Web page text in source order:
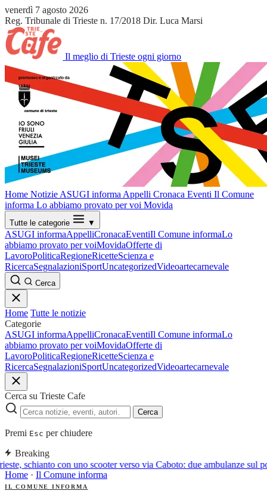
venerdì 7 agosto 2026
Reg. Tribunale di Trieste n. 17/2018 Dir. Luca Marsi
Il meglio di Trieste ogni giorno
Home Notizie ASUGI informa Appelli Cronaca Eventi Il Comune
informa Lo abbiamo provato per voi Movida
Tutte le categorie ▼
ASUGI informaAppelliCronacaEventiIl Comune informaLo
abbiamo provato per voiMovidaOfferte di
LavoroPoliticaRegioneRicetteScienza e
RicercaSegnalazioniSportUncategorizedVideoartecarnevale
Cerca
Home Tutte le notizie
Categorie
ASUGI informaAppelliCronacaEventiIl Comune informaLo
abbiamo provato per voiMovidaOfferte di
LavoroPoliticaRegioneRicetteScienza e
RicercaSegnalazioniSportUncategorizedVideoartecarnevale
Cerca su Trieste Cafe
Cerca
Premi Esc per chiudere
Breaking
schianto con uno scooter verso via Caboto: due ambulanze sul
Home · Il Comune informa
IL COMUNE INFORMA